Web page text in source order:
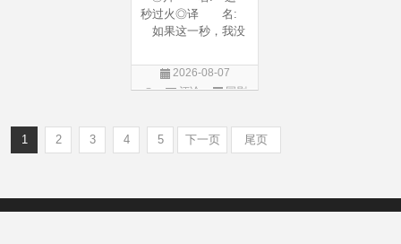
秒过火◎译 名:
如果这一秒，我没
年 代: 2026◎
产 地: 中国大
汉语普通话◎上映
2026-08-07
评论
国剧
1 2 3 4 5 下一页 尾页